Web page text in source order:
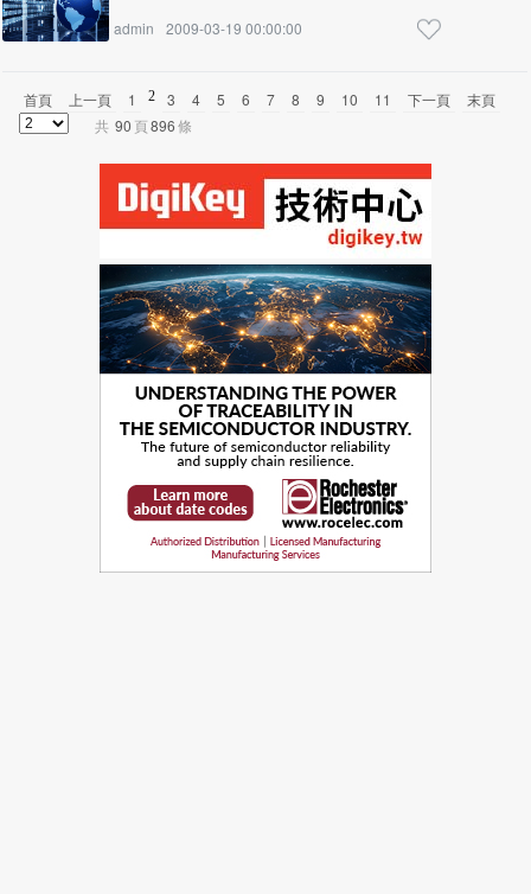
admin 2009-03-19 00:00:00
首頁 上一頁 1 2 3 4 5 6 7 8 9 10 11 下一頁
末頁
共 90 頁896條